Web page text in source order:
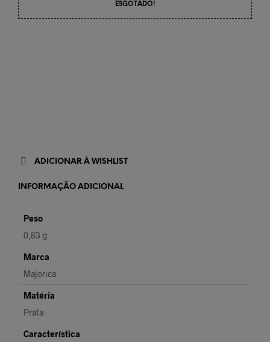
ESGOTADO!
ADICIONAR À WISHLIST
INFORMAÇÃO ADICIONAL
Peso
0,83 g
Marca
Majorica
Matéria
Prata
Característica